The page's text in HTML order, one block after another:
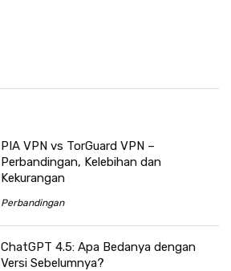
PIA VPN vs TorGuard VPN –
Perbandingan, Kelebihan dan
Kekurangan
Perbandingan
ChatGPT 4.5: Apa Bedanya dengan
Versi Sebelumnya?